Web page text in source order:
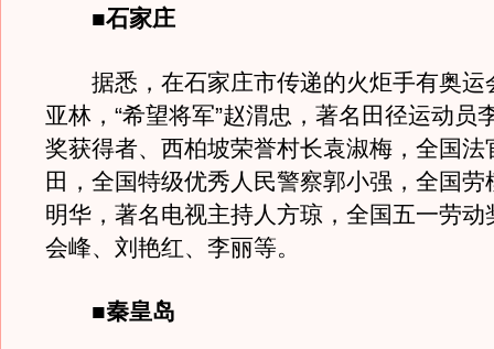
■石家庄
据悉，在石家庄市传递的火炬手有奥运
亚林，“希望将军”赵渭忠，著名田径运动员
奖获得者、西柏坡荣誉村长袁淑梅，全国法
田，全国特级优秀人民警察郭小强，全国劳
明华，著名电视主持人方琼，全国五一劳动
会峰、刘艳红、李丽等。
■秦皇岛